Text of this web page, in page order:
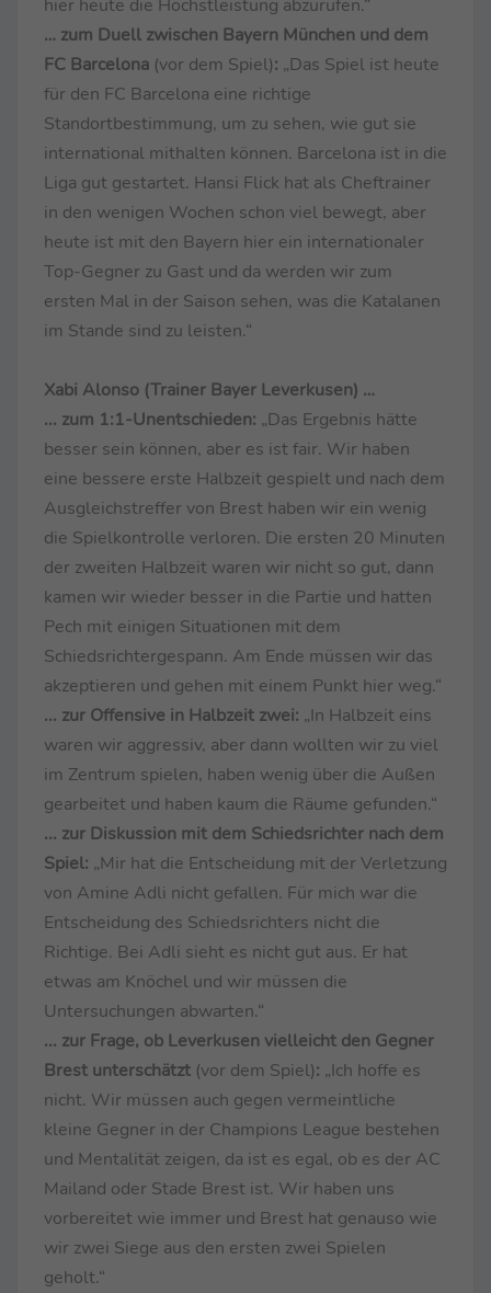
hier heute die Höchstleistung abzurufen.“
… zum Duell zwischen Bayern München und dem
FC Barcelona (vor dem Spiel): „Das Spiel ist heute
für den FC Barcelona eine richtige
Standortbestimmung, um zu sehen, wie gut sie
international mithalten können. Barcelona ist in die
Liga gut gestartet. Hansi Flick hat als Cheftrainer
in den wenigen Wochen schon viel bewegt, aber
heute ist mit den Bayern hier ein internationaler
Top-Gegner zu Gast und da werden wir zum
ersten Mal in der Saison sehen, was die Katalanen
im Stande sind zu leisten.“
Xabi Alonso (Trainer Bayer Leverkusen) …
... zum 1:1-Unentschieden: „Das Ergebnis hätte
besser sein können, aber es ist fair. Wir haben
eine bessere erste Halbzeit gespielt und nach dem
Ausgleichstreffer von Brest haben wir ein wenig
die Spielkontrolle verloren. Die ersten 20 Minuten
der zweiten Halbzeit waren wir nicht so gut, dann
kamen wir wieder besser in die Partie und hatten
Pech mit einigen Situationen mit dem
Schiedsrichtergespann. Am Ende müssen wir das
akzeptieren und gehen mit einem Punkt hier weg.“
... zur Offensive in Halbzeit zwei: „In Halbzeit eins
waren wir aggressiv, aber dann wollten wir zu viel
im Zentrum spielen, haben wenig über die Außen
gearbeitet und haben kaum die Räume gefunden.“
... zur Diskussion mit dem Schiedsrichter nach dem
Spiel: „Mir hat die Entscheidung mit der Verletzung
von Amine Adli nicht gefallen. Für mich war die
Entscheidung des Schiedsrichters nicht die
Richtige. Bei Adli sieht es nicht gut aus. Er hat
etwas am Knöchel und wir müssen die
Untersuchungen abwarten.“
... zur Frage, ob Leverkusen vielleicht den Gegner
Brest unterschätzt (vor dem Spiel): „Ich hoffe es
nicht. Wir müssen auch gegen vermeintliche
kleine Gegner in der Champions League bestehen
und Mentalität zeigen, da ist es egal, ob es der AC
Mailand oder Stade Brest ist. Wir haben uns
vorbereitet wie immer und Brest hat genauso wie
wir zwei Siege aus den ersten zwei Spielen
geholt.“